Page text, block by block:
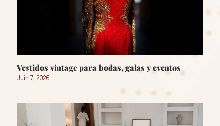
Vestidos vintage para bodas, galas y eventos
Juin 7, 2026